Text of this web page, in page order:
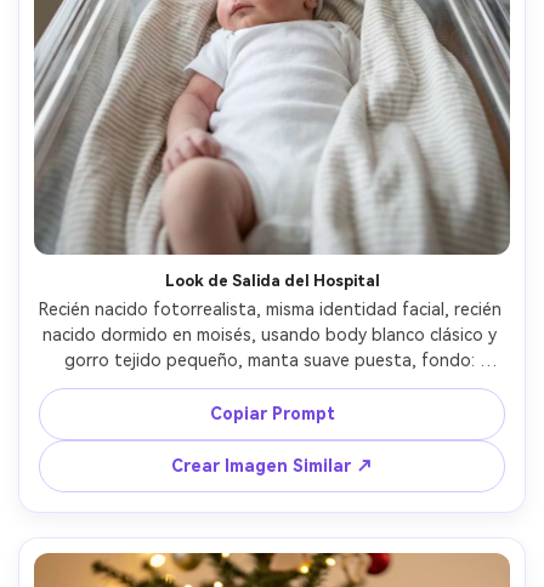
Look de Salida del Hospital
Recién nacido fotorrealista, misma identidad facial, recién
nacido dormido en moisés, usando body blanco clásico y
gorro tejido pequeño, manta suave puesta, fondo:
habitación de hospital difuminada de tonos neutros, luz
ambiente suave con matiz de ventana, Canon 5D Mark IV,
85mm f/1.8, ángulo superior, reflejos delicados, textura
realista de piel, emoción tranquila y agradecida, realismo
documental --ar 4:5
Copiar Prompt
Crear Imagen Similar ↗